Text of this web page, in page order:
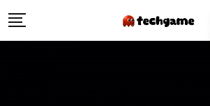
to